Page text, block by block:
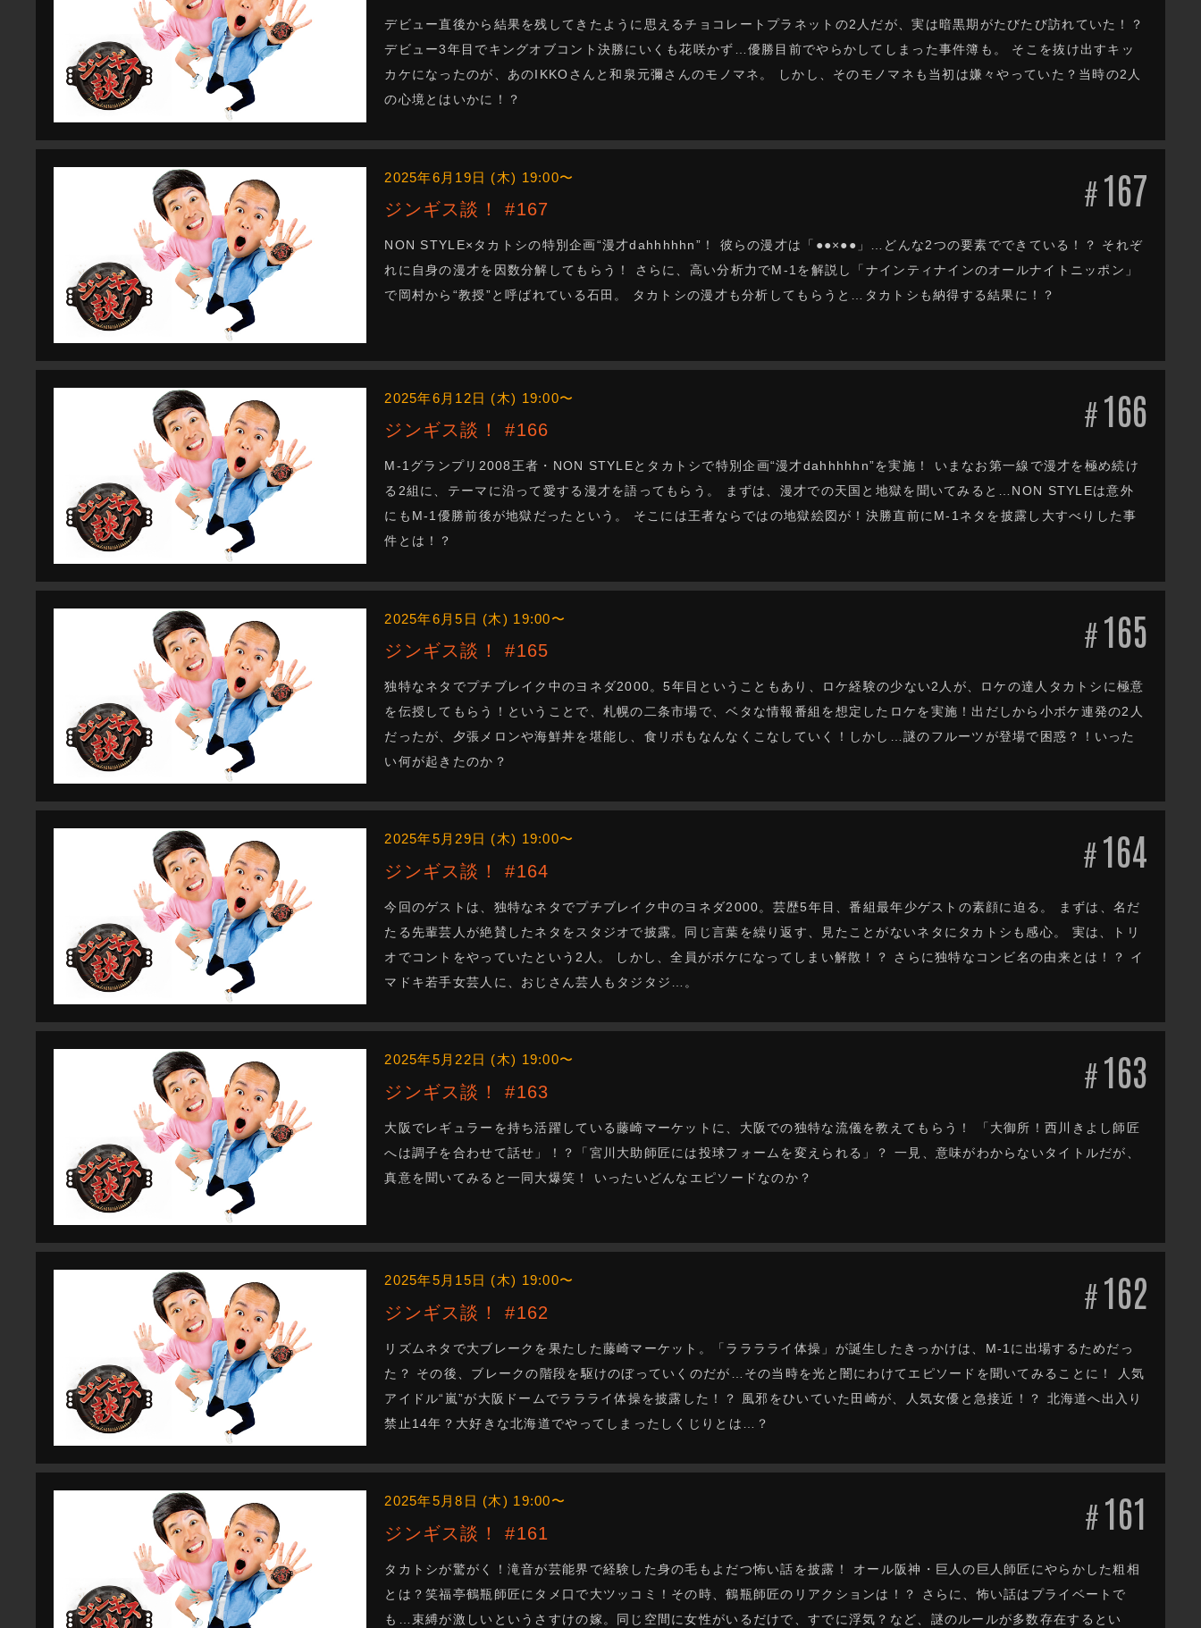
デビュー直後から結果を残してきたように思えるチョコレートプラネットの2人だが、実は暗黒期がたびたび訪れていた！？
デビュー3年目でキングオブコント決勝にいくも花咲かず…優勝目前でやらかしてしまった事件簿も。 そこを抜け出すキッ
カケになったのが、あのIKKOさんと和泉元彌さんのモノマネ。 しかし、そのモノマネも当初は嫌々やっていた？当時の2人
の心境とはいかに！？
#167
2025年6月19日 (木) 19:00〜
ジンギス談！ #167
NON STYLE×タカトシの特別企画“漫才dahhhhhn”！ 彼らの漫才は「●●×●●」…どんな2つの要素でできている！？ それぞ
れに自身の漫才を因数分解してもらう！ さらに、高い分析力でM-1を解説し「ナインティナインのオールナイトニッポン」
で岡村から“教授”と呼ばれている石田。 タカトシの漫才も分析してもらうと…タカトシも納得する結果に！？
#166
2025年6月12日 (木) 19:00〜
ジンギス談！ #166
M-1グランプリ2008王者・NON STYLEとタカトシで特別企画“漫才dahhhhhn”を実施！ いまなお第一線で漫才を極め続け
る2組に、テーマに沿って愛する漫才を語ってもらう。 まずは、漫才での天国と地獄を聞いてみると…NON STYLEは意外
にもM-1優勝前後が地獄だったという。 そこには王者ならではの地獄絵図が！決勝直前にM-1ネタを披露し大すべりした事
件とは！？
#165
2025年6月5日 (木) 19:00〜
ジンギス談！ #165
独特なネタでプチブレイク中のヨネダ2000。5年目ということもあり、ロケ経験の少ない2人が、ロケの達人タカトシに極意
を伝授してもらう！ということで、札幌の二条市場で、ベタな情報番組を想定したロケを実施！出だしから小ボケ連発の2人
だったが、夕張メロンや海鮮丼を堪能し、食リポもなんなくこなしていく！しかし…謎のフルーツが登場で困惑？！いった
い何が起きたのか？
#164
2025年5月29日 (木) 19:00〜
ジンギス談！ #164
今回のゲストは、独特なネタでプチブレイク中のヨネダ2000。芸歴5年目、番組最年少ゲストの素顔に迫る。 まずは、名だ
たる先輩芸人が絶賛したネタをスタジオで披露。同じ言葉を繰り返す、見たことがないネタにタカトシも感心。 実は、トリ
オでコントをやっていたという2人。 しかし、全員がボケになってしまい解散！？ さらに独特なコンビ名の由来とは！？ イ
マドキ若手女芸人に、おじさん芸人もタジタジ…。
#163
2025年5月22日 (木) 19:00〜
ジンギス談！ #163
大阪でレギュラーを持ち活躍している藤崎マーケットに、大阪での独特な流儀を教えてもらう！ 「大御所！西川きよし師匠
へは調子を合わせて話せ」！？「宮川大助師匠には投球フォームを変えられる」？ 一見、意味がわからないタイトルだが、
真意を聞いてみると一同大爆笑！ いったいどんなエピソードなのか？
#162
2025年5月15日 (木) 19:00〜
ジンギス談！ #162
リズムネタで大ブレークを果たした藤崎マーケット。「ラララライ体操」が誕生したきっかけは、M-1に出場するためだっ
た？ その後、ブレークの階段を駆けのぼっていくのだが…その当時を光と闇にわけてエピソードを聞いてみることに！ 人気
アイドル“嵐”が大阪ドームでララライ体操を披露した！？ 風邪をひいていた田崎が、人気女優と急接近！？ 北海道へ出入り
禁止14年？大好きな北海道でやってしまったしくじりとは…？
#161
2025年5月8日 (木) 19:00〜
ジンギス談！ #161
タカトシが驚がく！滝音が芸能界で経験した身の毛もよだつ怖い話を披露！ オール阪神・巨人の巨人師匠にやらかした粗相
とは？笑福亭鶴瓶師匠にタメ口で大ツッコミ！その時、鶴瓶師匠のリアクションは！？ さらに、怖い話はプライベートで
も…束縛が激しいというさすけの嫁。同じ空間に女性がいるだけで、すでに浮気？など、謎のルールが多数存在するとい